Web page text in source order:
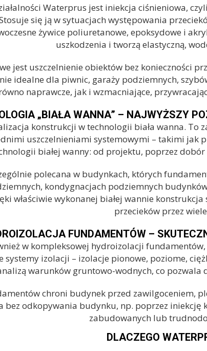
Waterprus jest iniekcja ciśnieniowa,
się ją w sytuacjach występowania
żywice poliuretanowe, epoksydowe i
uszkodzenia i tworzą elastyczną,
jest uszczelnienie obiektów bez konieczności
idealne dla piwnic, garaży podziemnych,
naprawcze, jak i wzmacniające,
„BIAŁA WANNA” – NAJWYŻSZY
konstrukcji w technologii biała wanna. To
uszczelnieniami systemowymi – takimi jak
białej wanny: od projektu, poprzez
polecana w budynkach, których
kondygnacjach podziemnych
właściwie wykonanej białej wannie
przecieków przez
FUNDAMENTÓW –
w kompleksowej hydroizolacji fundamentów
systemy izolacji – izolacje pionowe, poziome,
warunków gruntowo-wodnych, co
chroni budynek przed zawilgoceniem,
bez odkopywania budynku, np. poprzez iniekcję
zabudowanych lub
DLACZEGO